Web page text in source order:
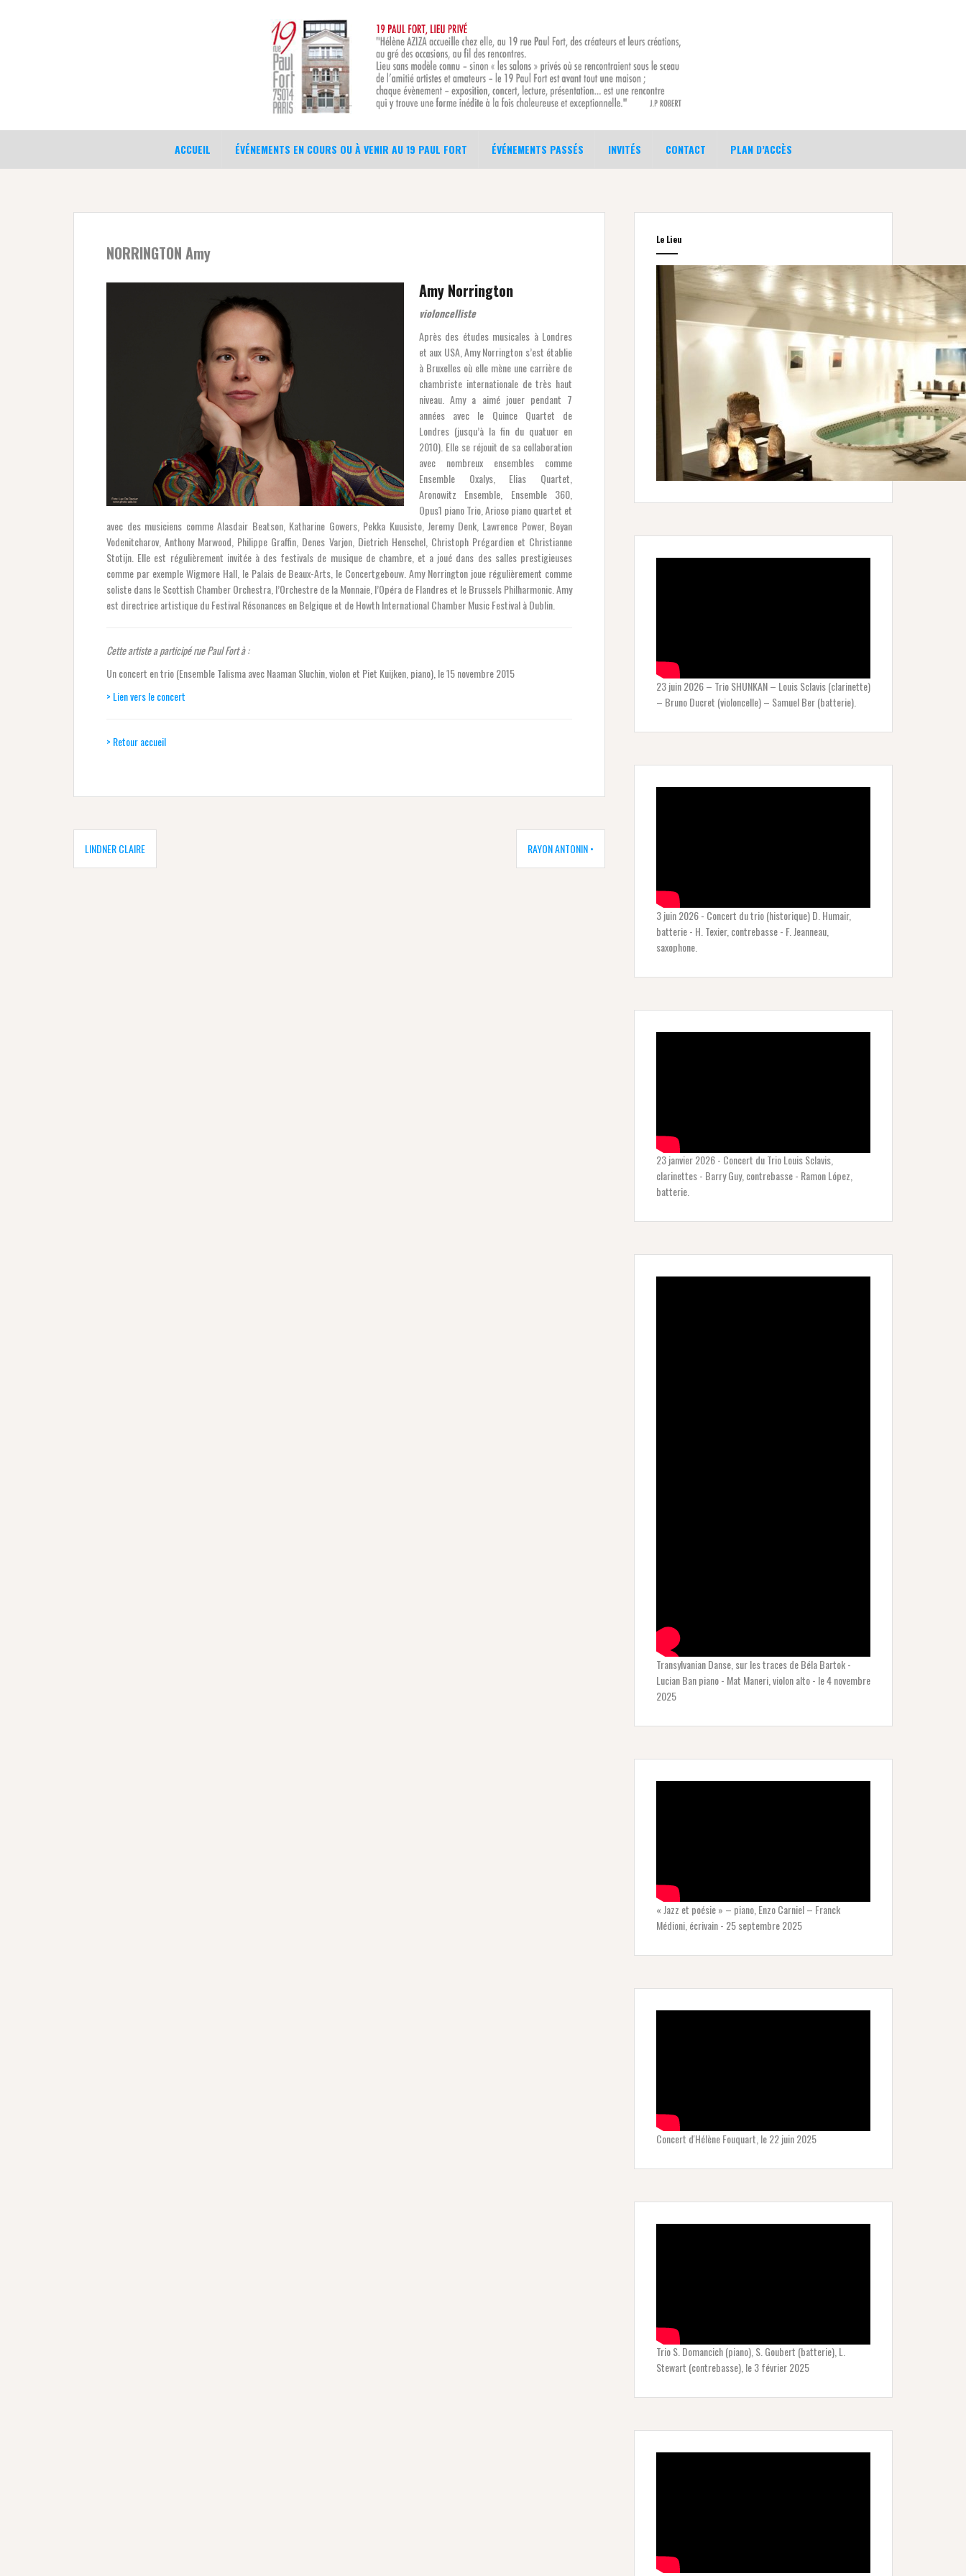
ACCUEIL ÉVÉNEMENTS EN COURS OU À VENIR AU 19 PAUL FORT ÉVÉNEMENTS PASSÉS INVITÉS CONTACT PLAN D’ACCÈS
NORRINGTON Amy
Amy Norrington
violoncelliste
Après des études musicales à Londres
et aux USA, Amy Norrington s’est établie
à Bruxelles où elle mène une carrière de
chambriste internationale de très haut
niveau. Amy a aimé jouer pendant 7
années avec le Quince Quartet de
Londres (jusqu’à la fin du quatuor en
2010). Elle se réjouit de sa collaboration
avec nombreux ensembles comme
Ensemble Oxalys, Elias Quartet,
Aronowitz Ensemble, Ensemble 360,
Opus1 piano Trio, Arioso piano quartet et
avec des musiciens comme Alasdair Beatson, Katharine Gowers, Pekka Kuusisto, Jeremy Denk, Lawrence Power, Boyan
Vodenitcharov, Anthony Marwood, Philippe Graffin, Denes Varjon, Dietrich Henschel, Christoph Prégardien et Christianne
Stotijn. Elle est régulièrement invitée à des festivals de musique de chambre, et a joué dans des salles prestigieuses
comme par exemple Wigmore Hall, le Palais de Beaux-Arts, le Concertgebouw. Amy Norrington joue régulièrement comme
soliste dans le Scottish Chamber Orchestra, l’Orchestre de la Monnaie, l’Opéra de Flandres et le Brussels Philharmonic. Amy
est directrice artistique du Festival Résonances en Belgique et de Howth International Chamber Music Festival à Dublin.
Cette artiste a participé rue Paul Fort à :
Un concert en trio (Ensemble Talisma avec Naaman Sluchin, violon et Piet Kuijken, piano), le 15 novembre 2015
> Lien vers le concert
> Retour accueil
Navigation
l’article
LINDNER CLAIRE RAYON ANTONIN •
Le Lieu
23 juin 2026 – Trio SHUNKAN – Louis Sclavis (clarinette)
– Bruno Ducret (violoncelle) – Samuel Ber (batterie).
3 juin 2026 - Concert du trio (historique) D. Humair,
batterie - H. Texier, contrebasse - F. Jeanneau,
saxophone.
23 janvier 2026 - Concert du Trio Louis Sclavis,
clarinettes - Barry Guy, contrebasse - Ramon López,
batterie.
Transylvanian Danse, sur les traces de Béla Bartok -
Lucian Ban piano - Mat Maneri, violon alto - le 4 novembre
2025
« Jazz et poésie » – piano, Enzo Carniel – Franck
Médioni, écrivain - 25 septembre 2025
Concert d'Hélène Fouquart, le 22 juin 2025
Trio S. Domancich (piano), S. Goubert (batterie), L.
Stewart (contrebasse), le 3 février 2025